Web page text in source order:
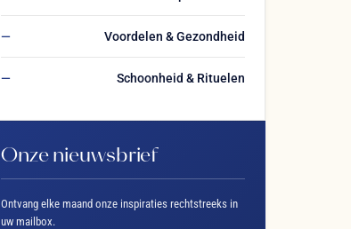
Voordelen & Gezondheid
Schoonheid & Rituelen
Onze nieuwsbrief
Ontvang elke maand onze inspiraties rechtstreeks in
uw mailbox.